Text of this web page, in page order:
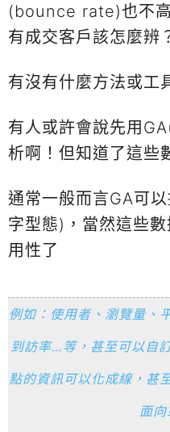
(bounce rate)也不
有成交客戶該怎麼辨
有沒有什麼方法或工
有人或許會說先用
析啊！但知道了這些
通常一般而言GA可
字型態)，當然這些
用性了
例如：使用者、瀏覽量、
到訪率…等，甚至可以自
點的資訊可以化成線，甚
面向